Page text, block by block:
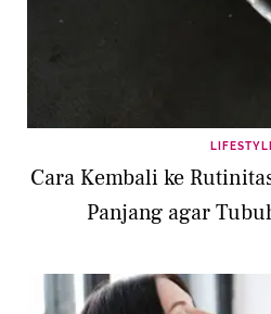
Cara Kembali ke
Panjang agar